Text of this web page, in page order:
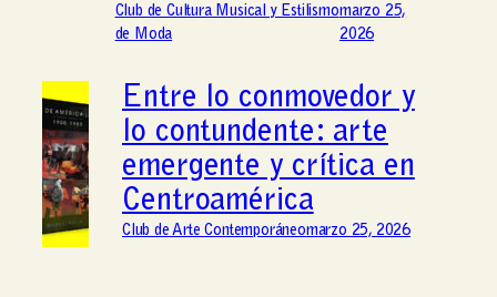
Club de Cultura Musical y Estilismo
de Moda
marzo 25,
2026
Entre lo conmovedor y
lo contundente: arte
emergente y crítica en
Centroamérica
Club de Arte Contemporáneomarzo 25, 2026